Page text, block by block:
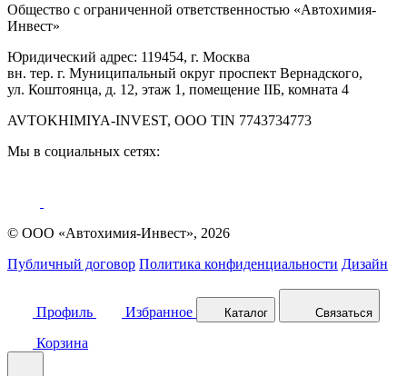
Общество с ограниченной ответственностью «Автохимия-
Инвест»
Юридический адрес: 119454, г. Москва
вн. тер. г. Муниципальный округ проспект Вернадского,
ул. Коштоянца, д. 12, этаж 1, помещение IIБ, комната 4
AVTOKHIMIYA-INVEST, OOO TIN 7743734773
Мы в социальных сетях:
© ООО «Автохимия-Инвест», 2026
Публичный договор Политика конфиденциальности Дизайн
Профиль Избранное Каталог Связаться
Корзина